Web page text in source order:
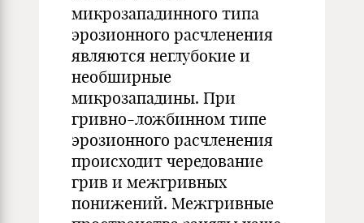
микрозападинного типа
эрозионного расчленения
являются неглубокие и
необширные
микрозападины. При
гривно-ложбинном типе
эрозионного расчленения
происходит чередование
грив и межгривных
понижений. Межгривные